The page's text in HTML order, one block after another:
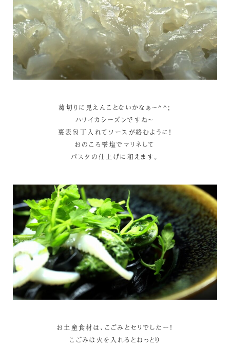
葛切りに見えんことないかなぁ～^^;
ハリイカシーズンですね～
裏表包丁入れてソースが絡むように！
おのころ雫塩でマリネして
パスタの仕上げに和えます。
お土産食材は、こごみとセリでしたー！
こごみは火を入れるとねっとり